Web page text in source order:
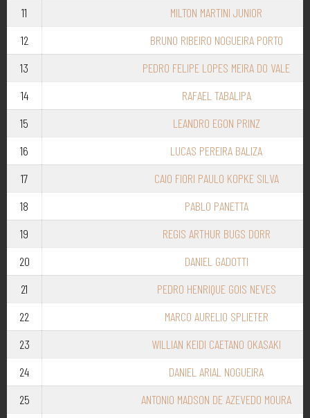
11
MILTON MARTINI JUNIOR
12
BRUNO RIBEIRO NOGUEIRA PORTO
13
PEDRO FELIPE LOPES MEIRA DO VALE
14
RAFAEL TABALIPA
15
LEANDRO EGON PRINZ
16
LUCAS PEREIRA BALIZA
17
CAIO FIORI PAULO KOPKE SILVA
18
PABLO PANETTA
19
REGIS ARTHUR BUGS DORR
20
DANIEL GADOTTI
21
PEDRO HENRIQUE GOIS NEVES
22
MARCO AURELIO SPLIETER
23
WILLIAN KEIDI CAETANO OKASAKI
24
DANIEL ARIAL NOGUEIRA
25
ANTONIO MADSON DE AZEVEDO MOURA